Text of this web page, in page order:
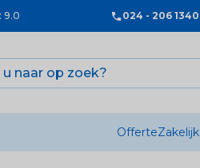
9.0 024 - 206 1340
OfferteZakelijk